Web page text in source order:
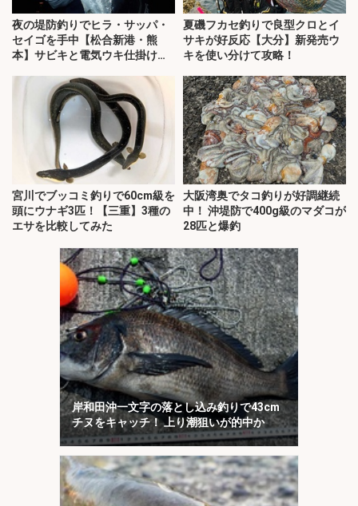
夜の堤防釣りでヒラ・サッパ・
セイゴを手中【松合新港・熊
本】サビキと電気ウキ仕掛けで
夏磯フカセ釣りで良型クロとイ
サキが好反応【大分】新発売ウ
キを使い分けて攻略！
宮川でブッコミ釣りで60cm級を
頭にウナギ3匹！【三重】3種の
エサを比較してみた
大阪湾奥でタコ釣りが好調継続
中！ 沖堤防で400g級のマダコが
28匹と爆釣
岸和田沖一文字の落とし込み釣りで43cm
チヌをキャッチ！ 上り潮狙いが的中か